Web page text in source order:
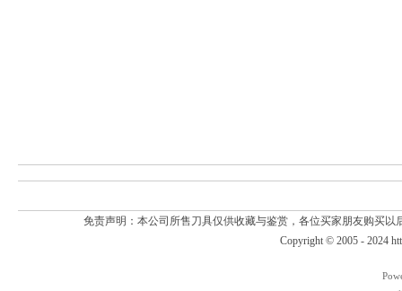
免责声明：本公司所售刀具仅供收藏与鉴赏，各位买家朋友购买
Copyright © 2005 - 2024